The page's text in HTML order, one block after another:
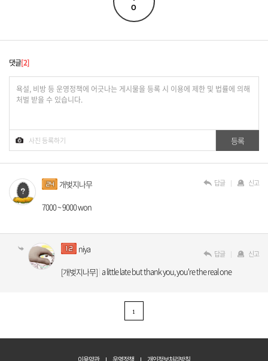
0
댓글 2
개벚지나무
7000 ~ 9000 won
답글 신고
niya
[개벚지나무] a little late but thank you, you're the real one
답글 신고
1